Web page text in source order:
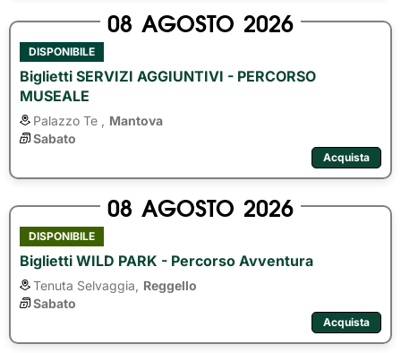
08 AGOSTO 2026
DISPONIBILE
Biglietti SERVIZI AGGIUNTIVI - PERCORSO
MUSEALE
Palazzo Te ,
Mantova
Sabato
Acquista
08 AGOSTO 2026
DISPONIBILE
Biglietti WILD PARK - Percorso Avventura
Tenuta Selvaggia,
Reggello
Sabato
Acquista